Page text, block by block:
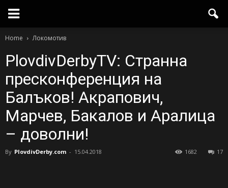
Home Локомотив
PlovdivDerbyTV: Странна
пресконференция на
Балъков! Акрапович,
Марчев, Бакалов и Аралица
– доволни!
By PlovdivDerby.com - 15.04.2018 17
1682